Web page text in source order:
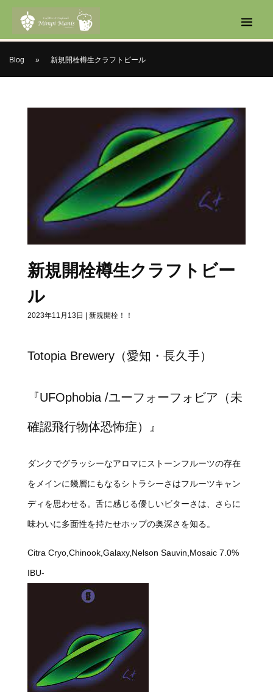
Blog » 新規開栓樽生クラフトビール
新規開栓樽生クラフトビー
ル
2023年11月13日 | 新規開栓！！
Totopia Brewery（愛知・長久手）
『UFOphobia /ユーフォーフォビア（未
確認飛行物体恐怖症）』
ダンクでグラッシーなアロマにストーンフルーツの存在
をメインに幾層にもなるシトラシーさはフルーツキャン
ディを思わせる。舌に感じる優しいビターさは、さらに
味わいに多面性を持たせホップの奥深さを知る。
Citra Cryo,Chinook,Galaxy,Nelson Sauvin,Mosaic 7.0%
IBU-